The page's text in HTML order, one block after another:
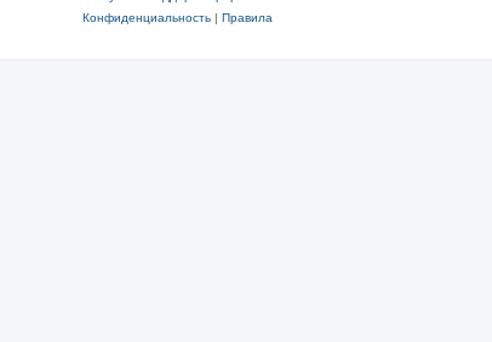
Конфиденциальность| Правила